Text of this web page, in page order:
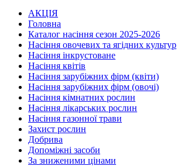
АКЦІЯ
Головна
Каталог насіння сезон 2025-2026
Насіння овочевих та ягідних культур
Насіння інкрустоване
Насіння квітів
Насіння зарубіжних фірм (квіти)
Насіння зарубіжних фірм (овочі)
Насіння кімнатних рослин
Насіння лікарських рослин
Насіння газонної трави
Захист рослин
Добрива
Допоміжні засоби
За зниженими цінами